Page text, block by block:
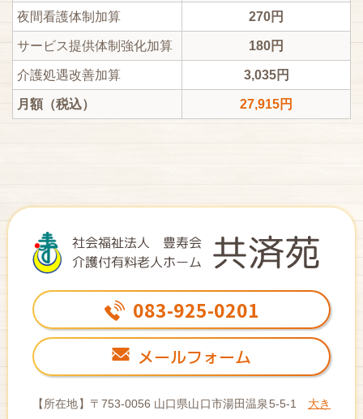
夜間看護体制加算 270円
サービス提供体制強化加算 180円
介護処遇改善加算 3,035円
月額（税込） 27,915円
083-925-0201
メールフォーム
【所在地】〒753-0056 山口県山口市湯田温泉5-5-1 大き